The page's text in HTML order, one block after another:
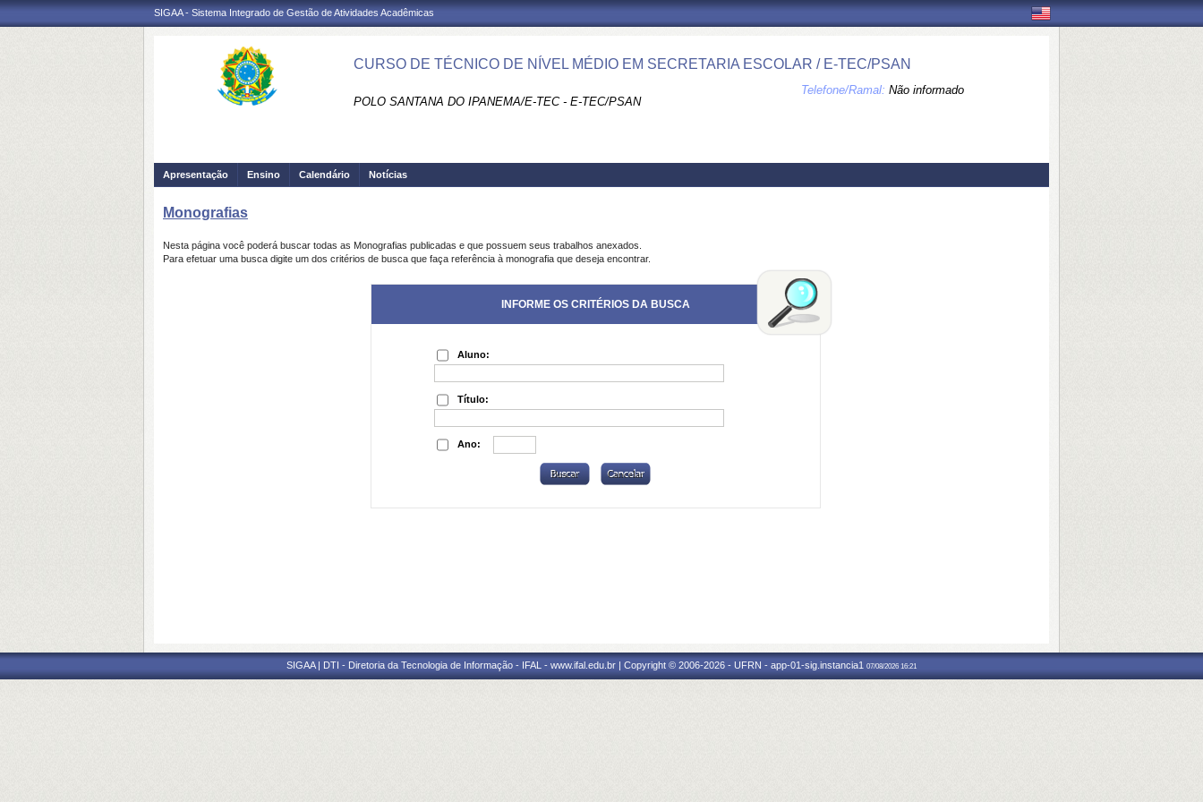
SIGAA - Sistema Integrado de Gestão de Atividades Acadêmicas
CURSO DE TÉCNICO DE NÍVEL MÉDIO EM SECRETARIA ESCOLAR / E-TEC/PSAN
POLO SANTANA DO IPANEMA/E-TEC - E-TEC/PSAN
Telefone/Ramal: Não informado
Apresentação Ensino Calendário Notícias
Monografias
Nesta página você poderá buscar todas as Monografias publicadas e que possuem seus trabalhos anexados.
Para efetuar uma busca digite um dos critérios de busca que faça referência à monografia que deseja encontrar.
INFORME OS CRITÉRIOS DA BUSCA
Aluno:
Título:
Ano:
SIGAA | DTI - Diretoria da Tecnologia de Informação - IFAL - www.ifal.edu.br | Copyright © 2006-2026 - UFRN - app-01-sig.instancia1 07/08/2026 16:21